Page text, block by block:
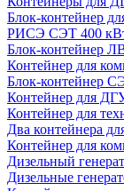
Блок-контейнер
РИСЭ СЭТ 400
Блок-контейнер
Контейнер для
Блок-контейнер
Контейнер для
Контейнер для
Два контейнера
Контейнер для
Дизельный
Дизельные